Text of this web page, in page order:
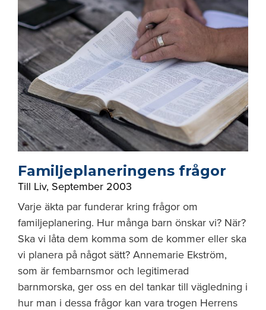
Familjeplaneringens frågor
Till Liv, September 2003
Varje äkta par funderar kring frågor om
familjeplanering. Hur många barn önskar vi? När?
Ska vi låta dem komma som de kommer eller ska
vi planera på något sätt? Annemarie Ekström,
som är fembarnsmor och legitimerad
barnmorska, ger oss en del tankar till vägledning i
hur man i dessa frågor kan vara trogen Herrens